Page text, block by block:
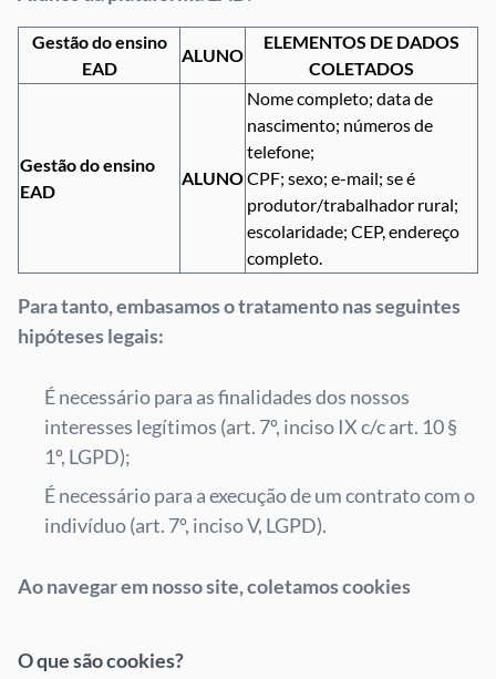
Gestão do ensino
EAD
ALUNO
ELEMENTOS DE DADOS
COLETADOS
Gestão do ensino
EAD
ALUNO
Nome completo; data de
nascimento; números de
telefone;
CPF; sexo; e-mail; se é
produtor/trabalhador rural;
escolaridade; CEP, endereço
completo.
Para tanto, embasamos o tratamento nas seguintes
hipóteses legais:
É necessário para as finalidades dos nossos
interesses legítimos (art. 7º, inciso IX c/c art. 10 §
1º, LGPD);
É necessário para a execução de um contrato com o
indivíduo (art. 7º, inciso V, LGPD).
Ao navegar em nosso site, coletamos cookies
O que são cookies?